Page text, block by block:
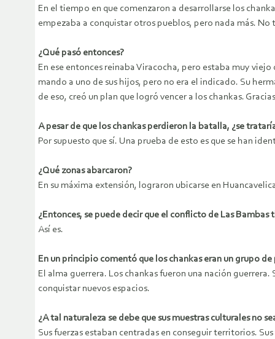
En el tiempo en que comenzaron a desarrollarse los
empezaba a conquistar otros pueblos, pero nada más.
¿Qué pasó entonces?
En ese entonces reinaba Viracocha, pero estaba muy
mando a uno de sus hijos, pero no era el indicado. Su
de eso, creó un plan que logró vencer a los chankas.
A pesar de que los chankas perdieron la batalla, ¿se
Por supuesto que sí. Una prueba de esto es que se han
¿Qué zonas abarcaron?
En su máxima extensión, lograron ubicarse en
¿Entonces, se puede decir que el conflicto de Las Bambas
Así es.
En un principio comentó que los chankas eran un grupo
El alma guerrera. Los chankas fueron una nación
conquistar nuevos espacios.
¿A tal naturaleza se debe que sus muestras culturales no
Sus fuerzas estaban centradas en conseguir territorios.